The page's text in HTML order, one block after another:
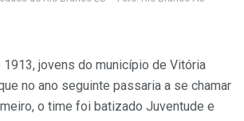
1913, jovens do município de Vitória
no ano seguinte passaria a se chamar
o time foi batizado Juventude e